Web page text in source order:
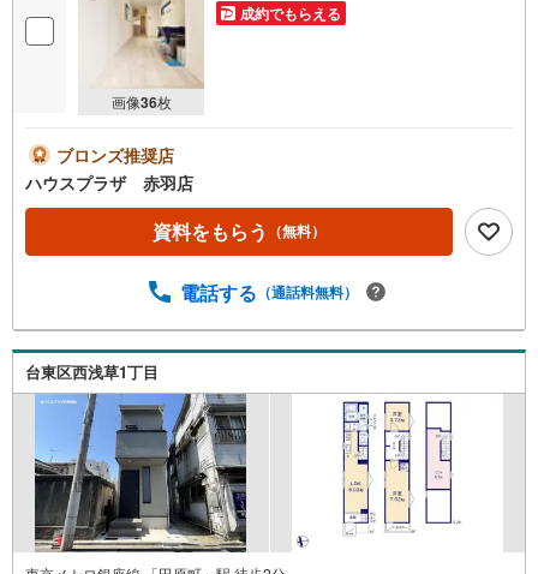
画像36枚
成約でもらえる
ブロンズ推奨店
ハウスプラザ 赤羽店
資料をもらう （無料）
電話する （通話料無料）
台東区西浅草1丁目